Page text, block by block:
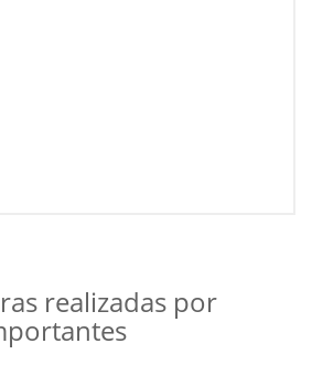
realizadas por